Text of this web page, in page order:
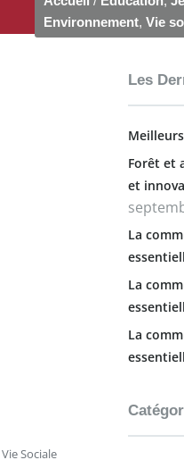
Environnement, Vie
Vie Sociale
Les
Forêt et
et
La
La
La